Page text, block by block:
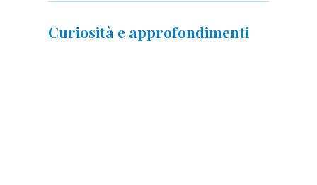
Curiosità e approfondimenti